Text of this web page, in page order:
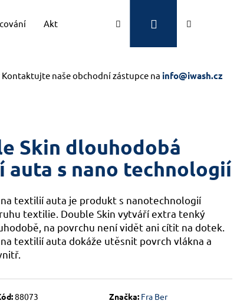
Aktuality Kontakty ZnačkyPřihlášení
košík
Skin dlouhodobá
s nano technologií
textilií auta je produkt s nanotechnologií
textilie. Double Skin vytváří extra tenký
na povrchu není vidět ani cítit na dotek.
textilií auta dokáže utěsnit povrch vlákna a
88073 Značka: Fra Ber
naše obchodní zástupce na info@iwash.cz